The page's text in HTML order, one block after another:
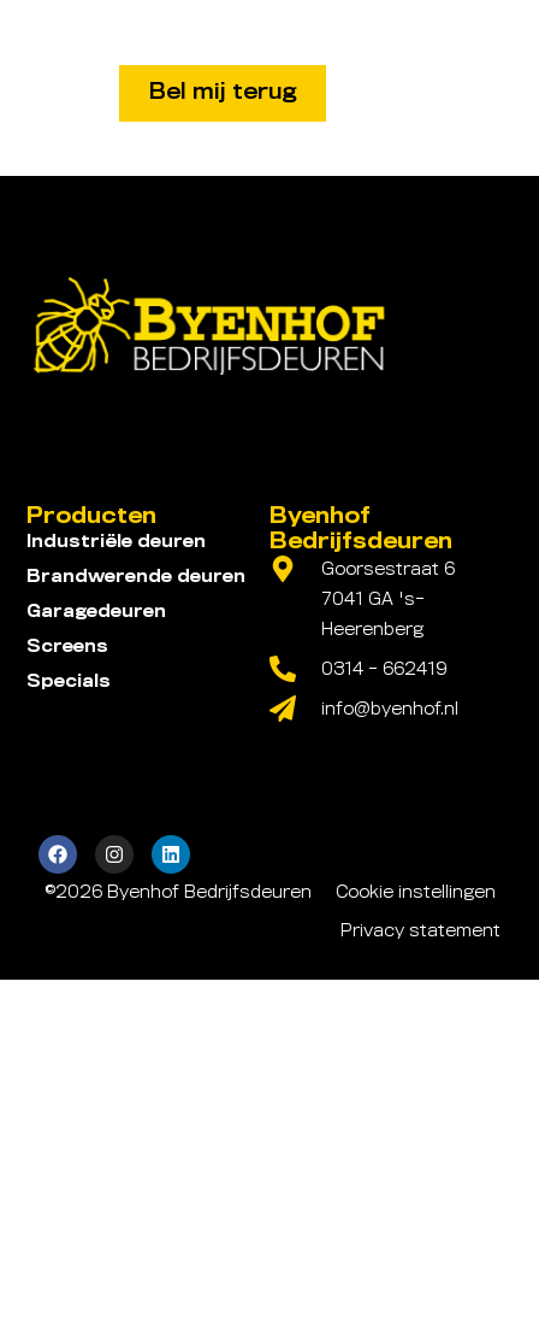
Byenhof
Bedrijfsdeuren
Goorsestraat 6
7041 GA 's-
Heerenberg
0314 - 662419
info@byenhof.nl
Producten
Industriële deuren
Brandwerende deuren
Garagedeuren
Screens
Specials
©2026 Byenhof Bedrijfsdeuren Cookie instellingen
Privacy statement